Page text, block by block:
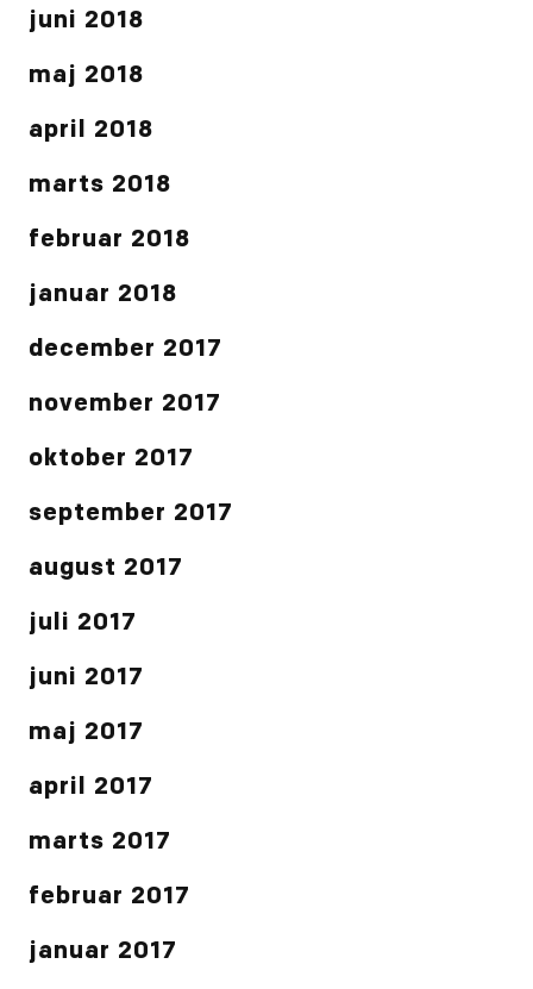
juni 2018
maj 2018
april 2018
marts 2018
februar 2018
januar 2018
december 2017
november 2017
oktober 2017
september 2017
august 2017
juli 2017
juni 2017
maj 2017
april 2017
marts 2017
februar 2017
januar 2017